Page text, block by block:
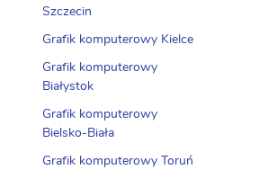
Szczecin
Grafik komputerowy Kielce
Grafik komputerowy
Białystok
Grafik komputerowy
Bielsko-Biała
Grafik komputerowy Toruń